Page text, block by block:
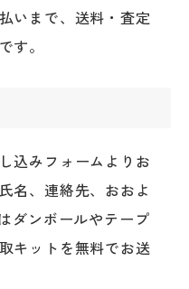
いまで、送料・査定
す。
込みフォームよりお
名、連絡先、おおよ
ダンボールやテープ
キットを無料でお送